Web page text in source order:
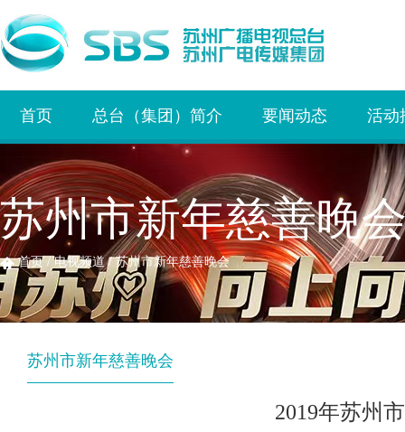
首页 总台（集团）简介 要闻动态 活动
苏州市新年慈善晚
首页/电视频道/苏州市新年慈善晚会
苏州市新年慈善晚会
2019年苏州